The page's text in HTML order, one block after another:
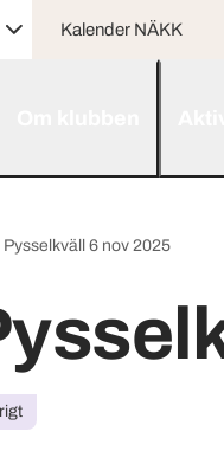
Kalender NÄKK
Pysselkväll 6 nov 2025